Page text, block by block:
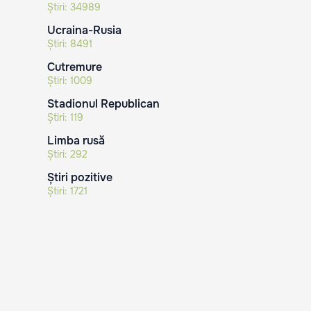
Știri: 34989
Ucraina-Rusia
Știri: 8491
Cutremure
Știri: 1009
Stadionul Republican
Știri: 119
Limba rusă
Știri: 292
Știri pozitive
Știri: 1721